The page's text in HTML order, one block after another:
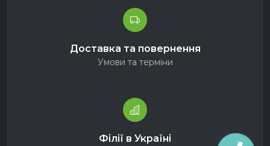
Доставка та повернення
Умови та терміни
Філії в Україні